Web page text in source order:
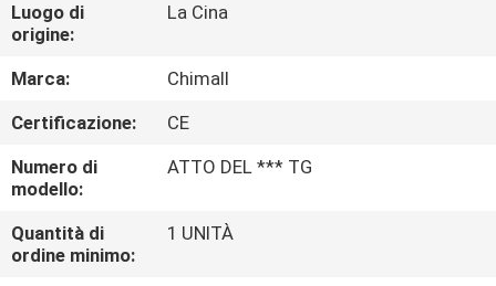
GIRO
DELLA
FABBRICA
CONTROLLO
DI
QUALITÀ
Luogo di
origine:
La Cina
Marca:
Chimall
Certificazione:
CE
Numero di
modello:
ATTO DEL *** TG
Quantità di
ordine minimo:
1 UNITÀ